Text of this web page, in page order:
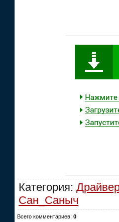
Категория:
Сан_Саныч
Всего комментариев: 0